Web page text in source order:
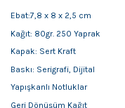
Ebat:7,8 x 8 x 2,5 cm
Kağıt: 80gr. 250 Yaprak
Kapak: Sert Kraft
Baskı: Serigrafi, Dijital
Yapışkanlı Notluklar
Geri Dönüşüm Kağıt